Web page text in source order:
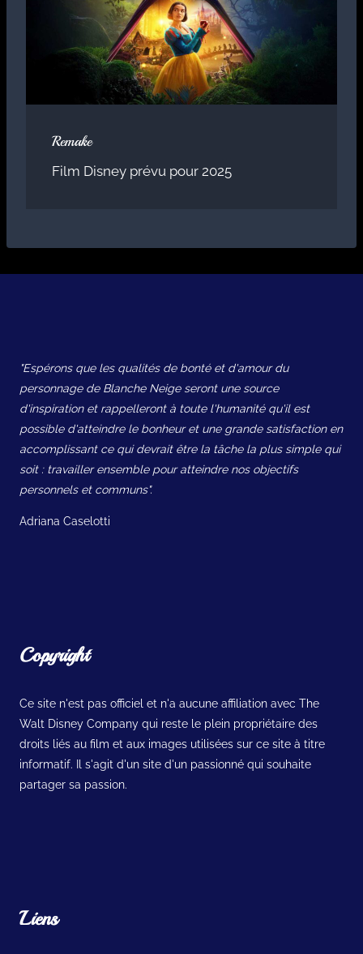
Remake
Film Disney prévu pour 2025
"Espérons que les qualités de bonté et d'amour du
personnage de Blanche Neige seront une source
d'inspiration et rappelleront à toute l'humanité qu'il est
possible d'atteindre le bonheur et une grande satisfaction en
accomplissant ce qui devrait être la tâche la plus simple qui
soit : travailler ensemble pour atteindre nos objectifs
personnels et communs".
Adriana Caselotti
Copyright
Ce site n'est pas officiel et n'a aucune affiliation avec The
Walt Disney Company qui reste le plein propriétaire des
droits liés au film et aux images utilisées sur ce site à titre
informatif. Il s'agit d'un site d'un passionné qui souhaite
partager sa passion.
Liens